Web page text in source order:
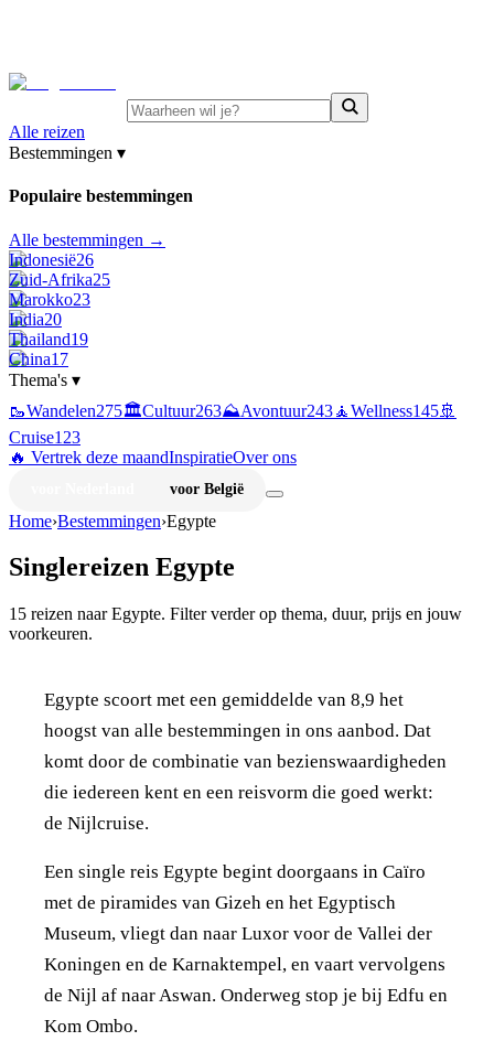
Alle reizen
Bestemmingen ▾
Populaire bestemmingen
Alle bestemmingen →
Indonesië26
Zuid-Afrika25
Marokko23
India20
Thailand19
China17
Thema's ▾
🥾Wandelen275🏛️Cultuur263⛰️Avontuur243🧘Wellness145🚢
Cruise123
🔥 Vertrek deze maandInspiratieOver ons
voor België
Home›Bestemmingen›Egypte
Singlereizen Egypte
15 reizen naarEgypte. Filter verder op thema, duur, prijs en jouw
voorkeuren.
Egypte scoort met een gemiddelde van 8,9 het
hoogst van alle bestemmingen in ons aanbod. Dat
komt door de combinatie van bezienswaardigheden
die iedereen kent en een reisvorm die goed werkt:
de Nijlcruise.
Een single reis Egypte begint doorgaans in Caïro
met de piramides van Gizeh en het Egyptisch
Museum, vliegt dan naar Luxor voor de Vallei der
Koningen en de Karnaktempel, en vaart vervolgens
de Nijl af naar Aswan. Onderweg stop je bij Edfu en
Kom Ombo.